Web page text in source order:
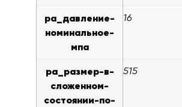
pa_давление-
номинальное-
мпа
16
pa_размер-в-
сложенном-
состоянии-по-
515